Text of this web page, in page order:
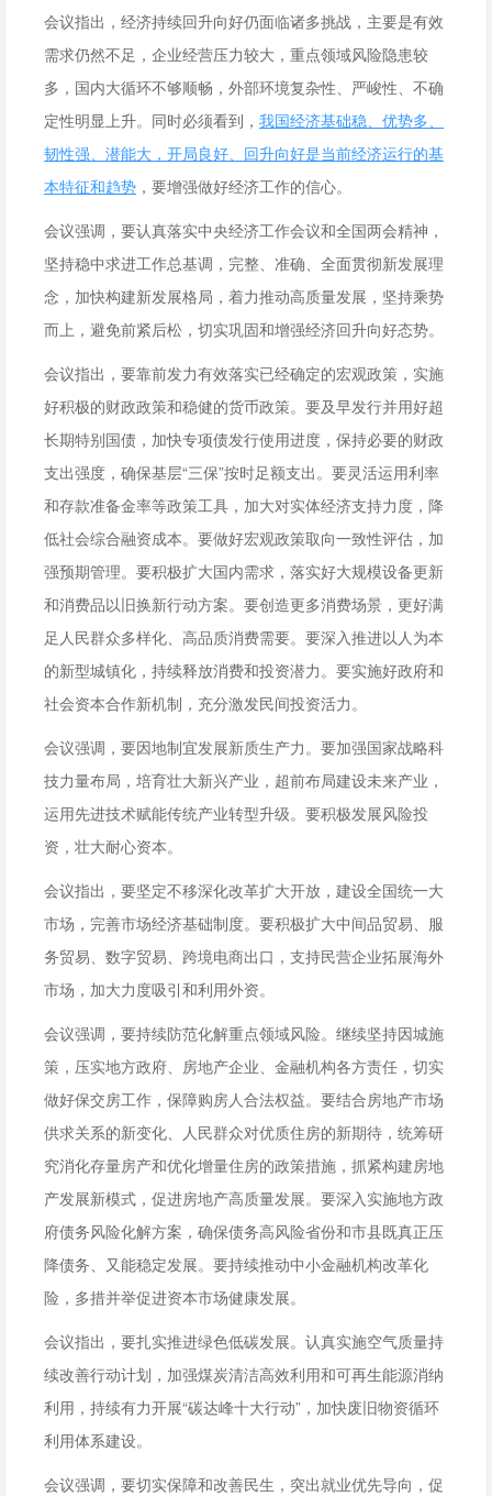
会议指出，经济持续回升向好仍面临诸多挑战，主要是有效
需求仍然不足，企业经营压力较大，重点领域风险隐患较
多，国内大循环不够顺畅，外部环境复杂性、严峻性、不确
定性明显上升。同时必须看到， 我国经济基础稳、优势多、
韧性强、潜能大，开局良好、回升向好是当前经济运行的基
本特征和趋势 ，要增强做好经济工作的信心。
会议强调，要认真落实中央经济工作会议和全国两会精神，
坚持稳中求进工作总基调，完整、准确、全面贯彻新发展理
念，加快构建新发展格局，着力推动高质量发展，坚持乘势
而上，避免前紧后松，切实巩固和增强经济回升向好态势。
会议指出，要靠前发力有效落实已经确定的宏观政策，实施
好积极的财政政策和稳健的货币政策。要及早发行并用好超
长期特别国债，加快专项债发行使用进度，保持必要的财政
支出强度，确保基层“三保”按时足额支出。要灵活运用利率
和存款准备金率等政策工具，加大对实体经济支持力度，降
低社会综合融资成本。要做好宏观政策取向一致性评估，加
强预期管理。要积极扩大国内需求，落实好大规模设备更新
和消费品以旧换新行动方案。要创造更多消费场景，更好满
足人民群众多样化、高品质消费需要。要深入推进以人为本
的新型城镇化，持续释放消费和投资潜力。要实施好政府和
社会资本合作新机制，充分激发民间投资活力。
会议强调，要因地制宜发展新质生产力。要加强国家战略科
技力量布局，培育壮大新兴产业，超前布局建设未来产业，
运用先进技术赋能传统产业转型升级。要积极发展风险投
资，壮大耐心资本。
会议指出，要坚定不移深化改革扩大开放，建设全国统一大
市场，完善市场经济基础制度。要积极扩大中间品贸易、服
务贸易、数字贸易、跨境电商出口，支持民营企业拓展海外
市场，加大力度吸引和利用外资。
会议强调，要持续防范化解重点领域风险。继续坚持因城施
策，压实地方政府、房地产企业、金融机构各方责任，切实
做好保交房工作，保障购房人合法权益。要结合房地产市场
供求关系的新变化、人民群众对优质住房的新期待，统筹研
究消化存量房产和优化增量住房的政策措施，抓紧构建房地
产发展新模式，促进房地产高质量发展。要深入实施地方政
府债务风险化解方案，确保债务高风险省份和市县既真正压
降债务、又能稳定发展。要持续推动中小金融机构改革化
险，多措并举促进资本市场健康发展。
会议指出，要扎实推进绿色低碳发展。认真实施空气质量持
续改善行动计划，加强煤炭清洁高效利用和可再生能源消纳
利用，持续有力开展“碳达峰十大行动”，加快废旧物资循环
利用体系建设。
会议强调，要切实保障和改善民生，突出就业优先导向，促